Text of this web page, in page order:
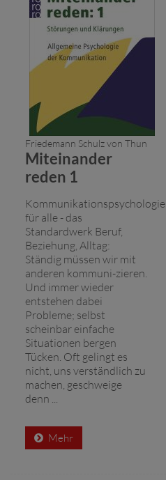
Friedemann Schulz von Thun
Miteinander
reden 1
Kommunikationspsychologie
für alle - das
Standardwerk Beruf,
Beziehung, Alltag:
Ständig müssen wir mit
anderen kommuni-zieren.
Und immer wieder
entstehen dabei
Probleme; selbst
scheinbar einfache
Situationen bergen
Tücken. Oft gelingt es
nicht, uns verständlich zu
machen, geschweige
denn ...
Mehr